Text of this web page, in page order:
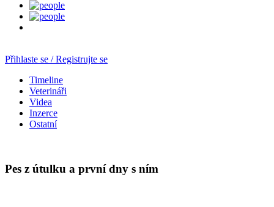
Přihlaste se / Registrujte se
Timeline
Veterináři
Videa
Inzerce
Ostatní
Pes z útulku a první dny s ním